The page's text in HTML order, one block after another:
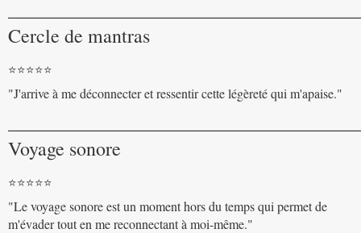
Cercle de mantras
⭐️⭐️⭐️⭐️⭐️
"J'arrive à me déconnecter et ressentir cette légèreté qui m'apaise."
Voyage sonore
⭐️⭐️⭐️⭐️⭐️
"Le voyage sonore est un moment hors du temps qui permet de
m'évader tout en me reconnectant à moi-même."